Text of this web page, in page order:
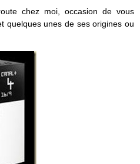
chez moi, occasion de vous
quelques unes de ses origines ou